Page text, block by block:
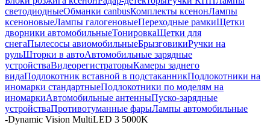
светодиодныеОбманки canbusКомплекты ксенонЛампы
ксеноновыеЛампы галогеновыеПереходные рамкиЩетки
дворники автомобильныеТонировкаЩетки для
снегаПылесосы авиомобильныеБрызговикиРучки на
рульШторки в автоАвтомобильные зарядные
устройстваВидеорегистраторыКамеры заднего
видаПодлокотник вставной в подстаканникПодлокотники на
иномарки стандартныеПодлокотники по моделям на
иномаркиАвтомобильные антенныПуско-зарядные
устройстваПротивотуманные фарыЛампы автомобильные
-Dynamic Vision MultiLED 3 5000K